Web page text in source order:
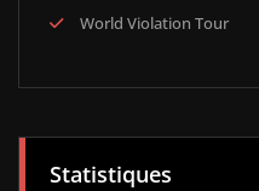
World Violation Tour
Statistiques